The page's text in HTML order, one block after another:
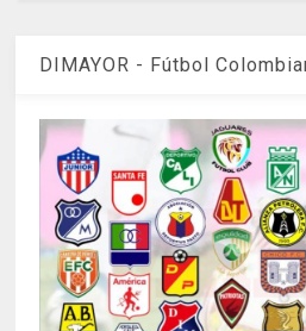
DIMAYOR - Fútbol